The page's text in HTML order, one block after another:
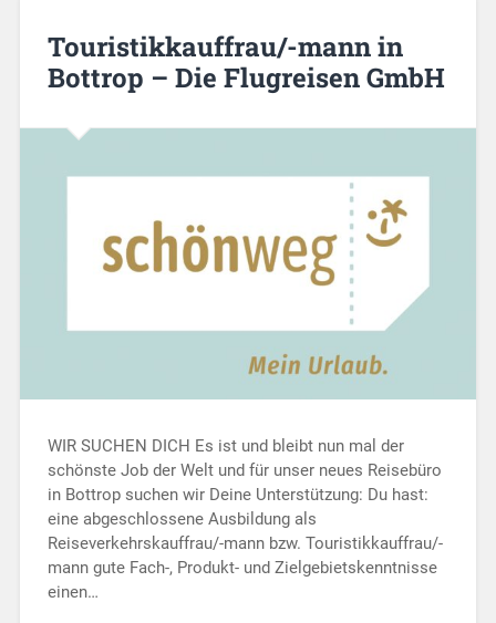
Touristikkauffrau/-mann in
Bottrop – Die Flugreisen GmbH
WIR SUCHEN DICH Es ist und bleibt nun mal der
schönste Job der Welt und für unser neues Reisebüro
in Bottrop suchen wir Deine Unterstützung: Du hast:
eine abgeschlossene Ausbildung als
Reiseverkehrskauffrau/-mann bzw. Touristikkauffrau/-
mann gute Fach-, Produkt- und Zielgebietskenntnisse
einen…